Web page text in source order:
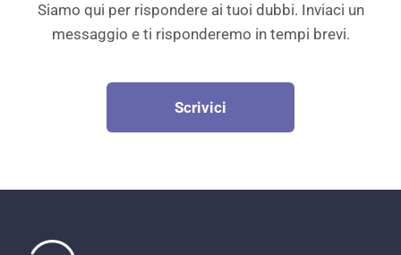
Siamo qui per rispondere ai tuoi dubbi. Inviaci un
messaggio e ti risponderemo in tempi brevi.
Scrivici